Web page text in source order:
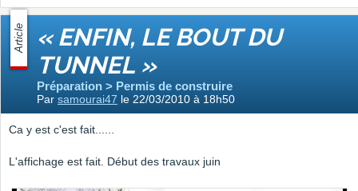
Article « ENFIN, LE BOUT DU
TUNNEL »
Préparation > Permis de construire
Par samourai47 le 22/03/2010 à 18h50
Ca y est c'est fait......
L'affichage est fait. Début des travaux juin